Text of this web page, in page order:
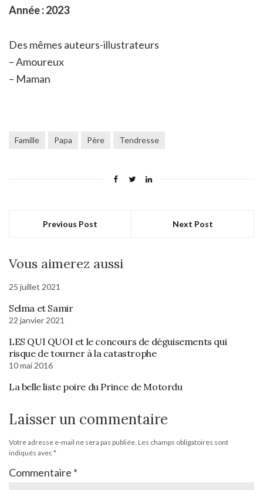
Année : 2023
Des mêmes auteurs-illustrateurs
– Amoureux
– Maman
Famille Papa Père Tendresse
Previous Post Next Post
Vous aimerez aussi
25 juillet 2021
Selma et Samir
22 janvier 2021
LES QUI QUOI et le concours de déguisements qui
risque de tourner à la catastrophe
10 mai 2016
La belle liste poire du Prince de Motordu
Laisser un commentaire
Votre adresse e-mail ne sera pas publiée. Les champs obligatoires sont
indiqués avec*
Commentaire *